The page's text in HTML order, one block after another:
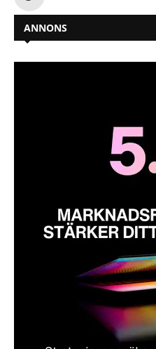
ANNONS